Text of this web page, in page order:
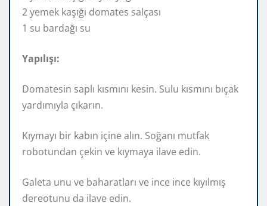
2 yemek kaşığı domates salçası
1 su bardağı su
Yapılışı:
Domatesin saplı kısmını kesin. Sulu kısmını bıçak
yardımıyla çıkarın.
Kıymayı bir kabın içine alın. Soğanı mutfak
robotundan çekin ve kıymaya ilave edin.
Galeta unu ve baharatları ve ince ince kıyılmış
dereotunu da ilave edin.